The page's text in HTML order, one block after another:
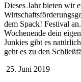
Dieses Jahr bieten wir
dem Spack! Festival
Wochenende dein
Junkies gibt es
geht es zu den
25. Juni 2019